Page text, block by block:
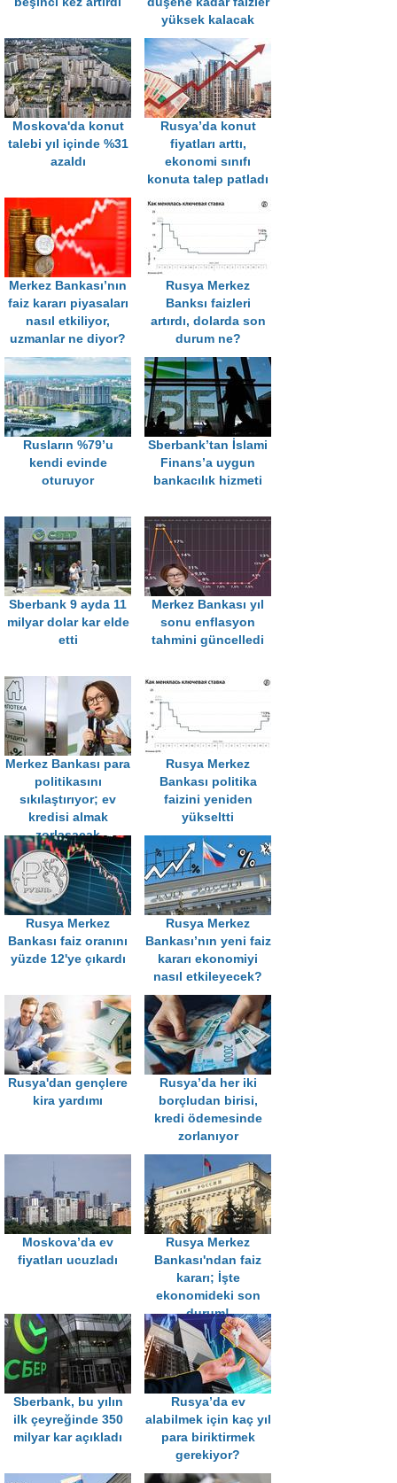
yüksek kalacak
Moskova'da konut
talebi yıl içinde %31
azaldı
Rusya’da konut
fiyatları arttı,
ekonomi sınıfı
konuta talep patladı
Merkez Bankası’nın
faiz kararı piyasaları
nasıl etkiliyor,
uzmanlar ne diyor?
Rusya Merkez
Banksı faizleri
artırdı, dolarda son
durum ne?
Rusların %79’u
kendi evinde
oturuyor
Sberbank’tan İslami
Finans’a uygun
bankacılık hizmeti
Sberbank 9 ayda 11
milyar dolar kar elde
etti
Merkez Bankası yıl
sonu enflasyon
tahmini güncelledi
Merkez Bankası para
politikasını
sıkılaştırıyor; ev
kredisi almak
zorlaşacak
Rusya Merkez
Bankası politika
faizini yeniden
yükseltti
Rusya Merkez
Bankası faiz oranını
yüzde 12'ye çıkardı
Rusya Merkez
Bankası’nın yeni faiz
kararı ekonomiyi
nasıl etkileyecek?
Rusya'dan gençlere
kira yardımı
Rusya’da her iki
borçludan birisi,
kredi ödemesinde
zorlanıyor
Moskova’da ev
fiyatları ucuzladı
Rusya Merkez
Bankası'ndan faiz
kararı; İşte
ekonomideki son
durum!
Sberbank, bu yılın
ilk çeyreğinde 350
milyar kar açıkladı
Rusya’da ev
alabilmek için kaç yıl
para biriktirmek
gerekiyor?